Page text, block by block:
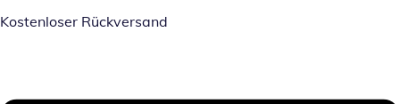
Kostenloser Rückversand